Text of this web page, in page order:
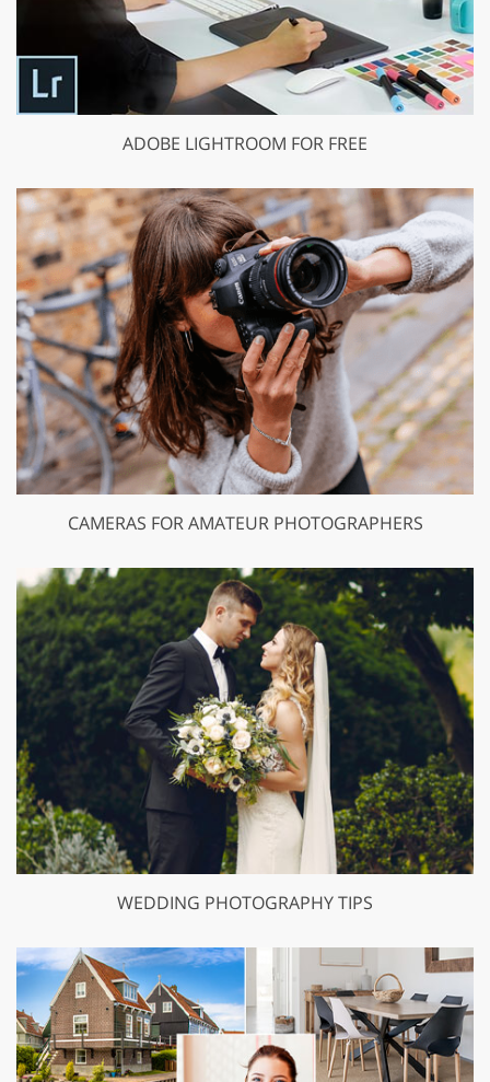
ADOBE LIGHTROOM FOR FREE
CAMERAS FOR AMATEUR PHOTOGRAPHERS
WEDDING PHOTOGRAPHY TIPS